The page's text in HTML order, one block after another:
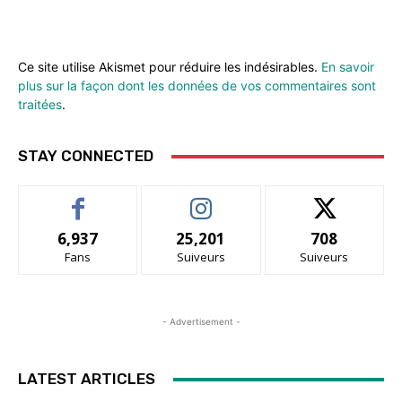
Ce site utilise Akismet pour réduire les indésirables. En savoir
plus sur la façon dont les données de vos commentaires sont
traitées.
STAY CONNECTED
6,937
Fans
25,201
Suiveurs
708
Suiveurs
- Advertisement -
LATEST ARTICLES